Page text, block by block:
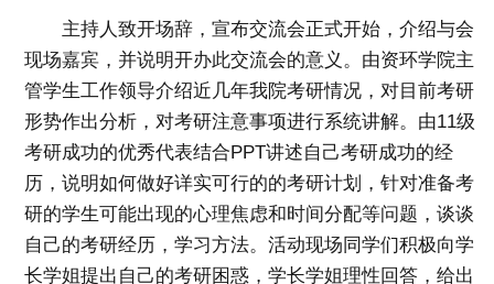
主持人致开场辞，宣布交流会正式开始，介绍与会
现场嘉宾，并说明开办此交流会的意义。由资环学院主
管学生工作领导介绍近几年我院考研情况，对目前考研
形势作出分析，对考研注意事项进行系统讲解。由11级
考研成功的优秀代表结合PPT讲述自己考研成功的经
历，说明如何做好详实可行的的考研计划，针对准备考
研的学生可能出现的心理焦虑和时间分配等问题，谈谈
自己的考研经历，学习方法。活动现场同学们积极向学
长学姐提出自己的考研困惑，学长学姐理性回答，给出